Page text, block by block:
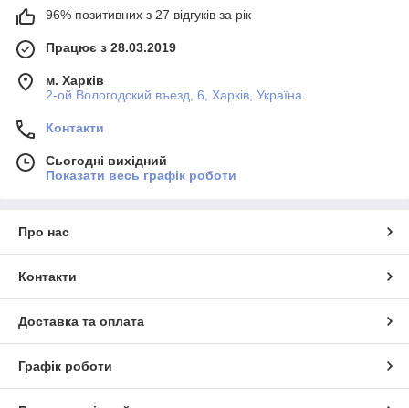
96% позитивних з 27 відгуків за рік
Працює з 28.03.2019
м. Харків
2-ой Вологодский въезд, 6, Харків, Україна
Контакти
Сьогодні вихідний
Показати весь графік роботи
Про нас
Контакти
Доставка та оплата
Графік роботи